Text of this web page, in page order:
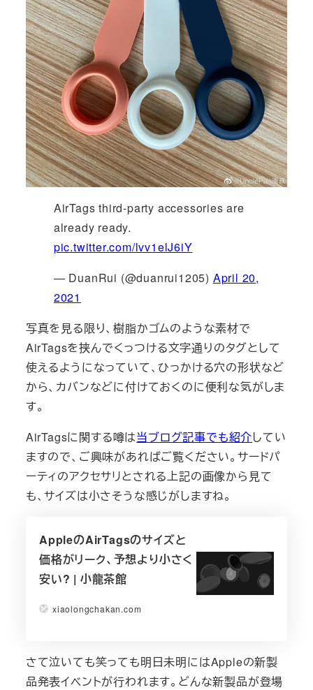
AirTags third-party accessories are
already ready.
pic.twitter.com/lvv1elJ6iY
— DuanRui (@duanrui1205) April 20,
2021
写真を見る限り、樹脂かゴムのような素材で
AirTagsを挟んでくっつける文字通りのタグとして
使えるようになっていて、ひっかける穴の形状など
から、カバンなどに付けておくのに便利な気がしま
す。
AirTagsに関する噂は当ブログ記事でも紹介してい
ますので、ご興味があればご覧ください。サードパ
ーティのアクセサリとされる上記の画像から見て
も、サイズは小さそうな感じがしますね。
AppleのAirTagsのサイズと
価格がリーク、予想より小さく
安い? | 小龍茶館
xiaolongchakan.com
さて泣いても笑っても明日未明にはAppleの新製
品発表イベントが行われます。どんな新製品が登場